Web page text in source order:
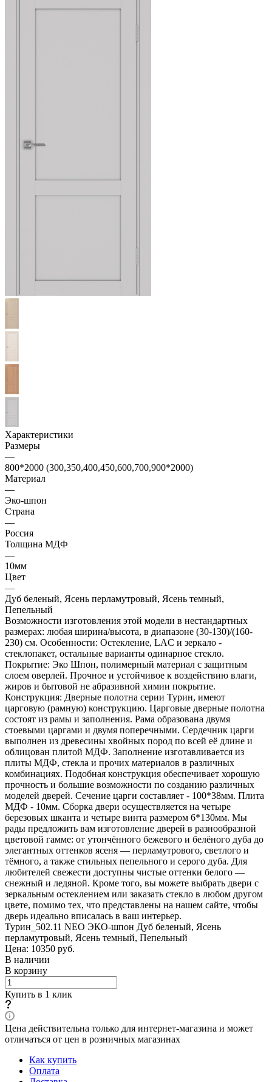
Характеристики
Размеры
—
800*2000 (300,350,400,450,600,700,900*2000)
Материал
—
Эко-шпон
Страна
—
Россия
Толщина МДФ
—
10мм
Цвет
—
Дуб беленый, Ясень перламутровый, Ясень темный,
Пепельный
Возможности изготовления этой модели в нестандартных
размерах: любая ширина/высота, в диапазоне (30-130)/(160-
230) см. Особенности: Остекление, LAC и зеркало -
стеклопакет, остальные варианты одинарное стекло.
Покрытие: Эко Шпон, полимерный материал с защитным
слоем оверлей. Прочное и устойчивое к воздействию влаги,
жиров и бытовой не абразивной химии покрытие.
Конструкция: Дверные полотна серии Турин, имеют
царговую (рамную) конструкцию. Царговые дверные полотна
состоят из рамы и заполнения. Рама образована двумя
стоевыми царгами и двумя поперечными. Сердечник царги
выполнен из древесины хвойных пород по всей её длине и
облицован плитой МДФ. Заполнение изготавливается из
плиты МДФ, стекла и прочих материалов в различных
комбинациях. Подобная конструкция обеспечивает хорошую
прочность и большие возможности по созданию различных
моделей дверей. Сечение царги составляет - 100*38мм. Плита
МДФ - 10мм. Сборка двери осуществляется на четыре
березовых шканта и четыре винта размером 6*130мм. Мы
рады предложить вам изготовление дверей в разнообразной
цветовой гамме: от утончённого бежевого и белёного дуба до
элегантных оттенков ясеня — перламутрового, светлого и
тёмного, а также стильных пепельного и серого дуба. Для
любителей свежести доступны чистые оттенки белого —
снежный и ледяной. Кроме того, вы можете выбрать двери с
зеркальным остеклением или заказать стекло в любом другом
цвете, помимо тех, что представлены на нашем сайте, чтобы
дверь идеально вписалась в ваш интерьер.
Турин_502.11 NEO ЭКО-шпон Дуб беленый, Ясень
перламутровый, Ясень темный, Пепельный
Цена: 10350 руб.
В наличии
В корзину
Купить в 1 клик
Цена действительна только для интернет-магазина и может
отличаться от цен в розничных магазинах
Как купить
Оплата